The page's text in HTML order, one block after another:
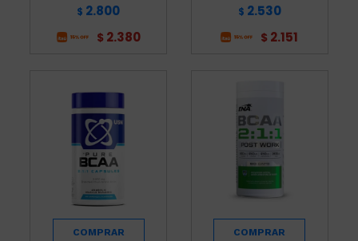
$ 2.800
$ 2.380
$ 2.530
$ 2.151